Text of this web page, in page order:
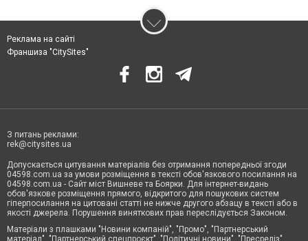
Реклама на сайті
Франшиза "CitySites"
З питань реклами:
rek@citysites.ua
Допускається цитування матеріалів без отримання попередньої згоди
04598.com.ua за умови розміщення в тексті обов'язкового посилання на
04598.com.ua - Сайт міст Вишневе та Боярки. Для інтернет-видань
обов'язкове розміщення прямого, відкритого для пошукових систем
гіперпосилання на цитовані статті не нижче другого абзацу в тексті або в
якості джерела. Порушення виняткових прав переслідується Законом.
Матеріали з плашками "Новини компаній", "Промо", "Партнерський
матеріал", "Партнерський спецпроєкт", "Політичні новини", "Пресреліз",